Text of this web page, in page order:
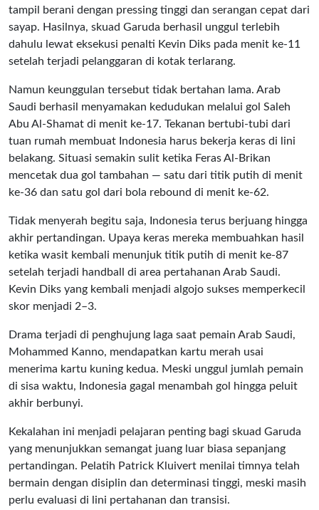
tampil berani dengan pressing tinggi dan serangan cepat dari
sayap. Hasilnya, skuad Garuda berhasil unggul terlebih
dahulu lewat eksekusi penalti Kevin Diks pada menit ke-11
setelah terjadi pelanggaran di kotak terlarang.
Namun keunggulan tersebut tidak bertahan lama. Arab
Saudi berhasil menyamakan kedudukan melalui gol Saleh
Abu Al-Shamat di menit ke-17. Tekanan bertubi-tubi dari
tuan rumah membuat Indonesia harus bekerja keras di lini
belakang. Situasi semakin sulit ketika Feras Al-Brikan
mencetak dua gol tambahan — satu dari titik putih di menit
ke-36 dan satu gol dari bola rebound di menit ke-62.
Tidak menyerah begitu saja, Indonesia terus berjuang hingga
akhir pertandingan. Upaya keras mereka membuahkan hasil
ketika wasit kembali menunjuk titik putih di menit ke-87
setelah terjadi handball di area pertahanan Arab Saudi.
Kevin Diks yang kembali menjadi algojo sukses memperkecil
skor menjadi 2–3.
Drama terjadi di penghujung laga saat pemain Arab Saudi,
Mohammed Kanno, mendapatkan kartu merah usai
menerima kartu kuning kedua. Meski unggul jumlah pemain
di sisa waktu, Indonesia gagal menambah gol hingga peluit
akhir berbunyi.
Kekalahan ini menjadi pelajaran penting bagi skuad Garuda
yang menunjukkan semangat juang luar biasa sepanjang
pertandingan. Pelatih Patrick Kluivert menilai timnya telah
bermain dengan disiplin dan determinasi tinggi, meski masih
perlu evaluasi di lini pertahanan dan transisi.